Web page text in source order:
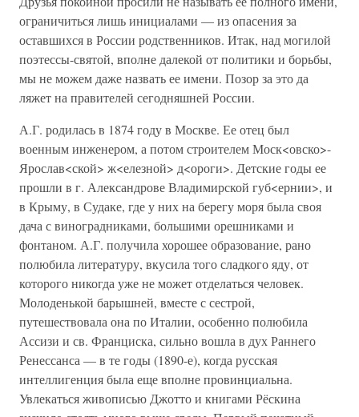
ограничиться лишь инициалами — из опасения за
оставшихся в России родственников. Итак, над могилой
поэтессы-святой, вполне далекой от политики и борьбы,
мы не можем даже назвать ее имени. Позор за это да
ляжет на правителей сегодняшней России.
А.Г. родилась в 1874 году в Москве. Ее отец был
военным инженером, а потом строителем Моск<овско>-
Ярослав<ской> ж<елезной> д<ороги>. Детские годы ее
прошли в г. Александрове Владимирской губ<ернии>, и
в Крыму, в Судаке, где у них на берегу моря была своя
дача с виноградниками, большими орешниками и
фонтаном. А.Г. получила хорошее образование, рано
полюбила литературу, вкусила того сладкого яду, от
которого никогда уже не может отделаться человек.
Молоденькой барышней, вместе с сестрой,
путешествовала она по Италии, особенно полюбила
Ассизи и св. Франциска, сильно вошла в дух Раннего
Ренессанса — в те годы (1890-е), когда русская
интеллигенция была еще вполне провинциальна.
Увлекаться живописью Джотто и книгами Рёскина